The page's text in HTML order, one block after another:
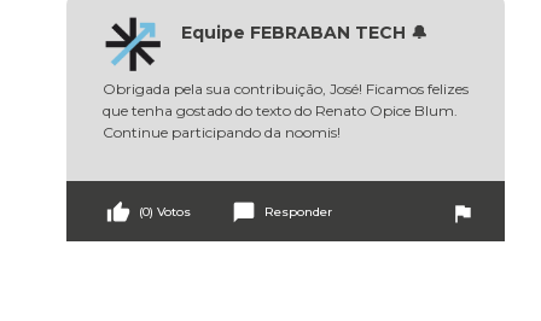
Equipe FEBRABAN TECH 🔔
Obrigada pela sua contribuição, José! Ficamos felizes
que tenha gostado do texto do Renato Opice Blum.
Continue participando da noomis!
thumb_up (0) Votos chat_bubble Responder flag